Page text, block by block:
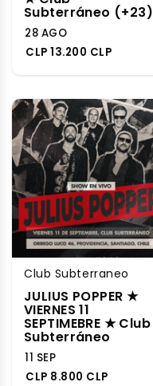
Subterráneo (+23)
28 AGO
CLP 13.200 CLP
Club Subterraneo
JULIUS POPPER ★
VIERNES 11
SEPTIMEBRE ★ Club
Subterráneo
11 SEP
CLP 8.800 CLP